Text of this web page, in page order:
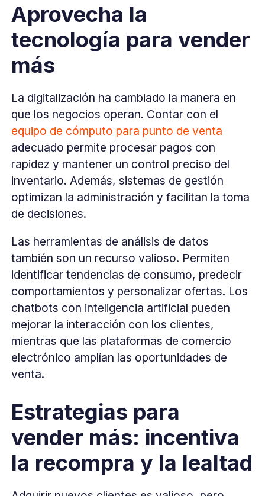
Aprovecha la
tecnología para vender
más
La digitalización ha cambiado la manera en
que los negocios operan. Contar con el
equipo de cómputo para punto de venta
adecuado permite procesar pagos con
rapidez y mantener un control preciso del
inventario. Además, sistemas de gestión
optimizan la administración y facilitan la toma
de decisiones.
Las herramientas de análisis de datos
también son un recurso valioso. Permiten
identificar tendencias de consumo, predecir
comportamientos y personalizar ofertas. Los
chatbots con inteligencia artificial pueden
mejorar la interacción con los clientes,
mientras que las plataformas de comercio
electrónico amplían las oportunidades de
venta.
Estrategias para
vender más: incentiva
la recompra y la lealtad